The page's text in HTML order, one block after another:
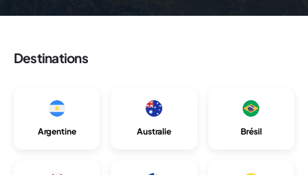
Destinations
Argentine Australie Brésil